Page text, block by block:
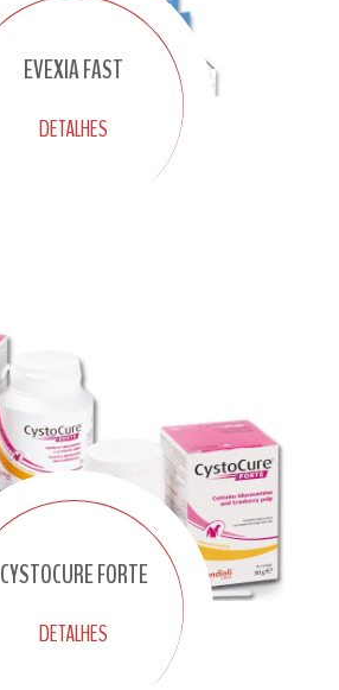
EVEXIA FAST
DETALHES
CYSTOCURE FORTE
DETALHES